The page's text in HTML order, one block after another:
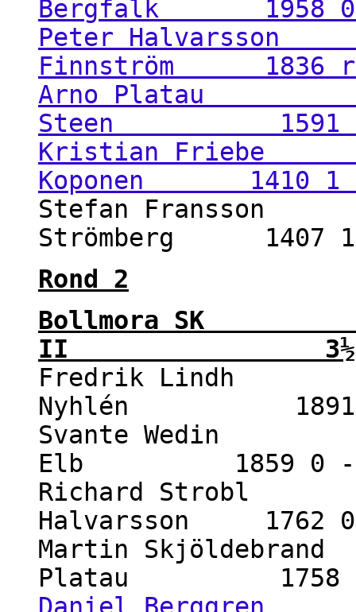
Bergfalk 1958
Peter Halvarsson
Finnström 1836
Arno Platau
Steen 1591
Kristian Friebe
Koponen 1410 1
Stefan Fransson
Strömberg 1407
Rond 2
Bollmora
II 3½ -
Fredrik Lindh
Nyhlén 1891
Svante Wedin
Elb 1859 0 -
Richard Strobl
Halvarsson 1762
Martin Skjöldebrand
Platau 1758